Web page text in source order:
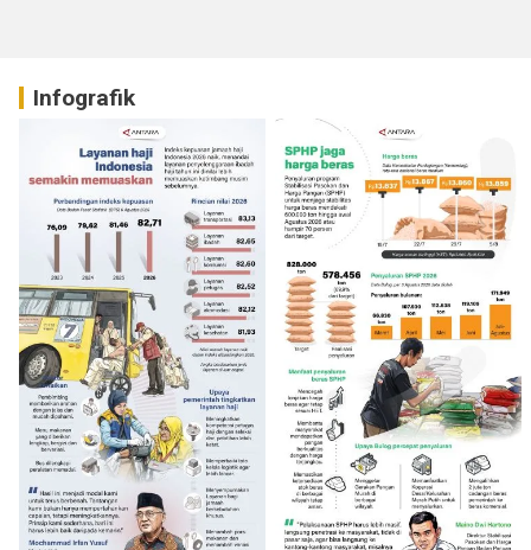
Infografik